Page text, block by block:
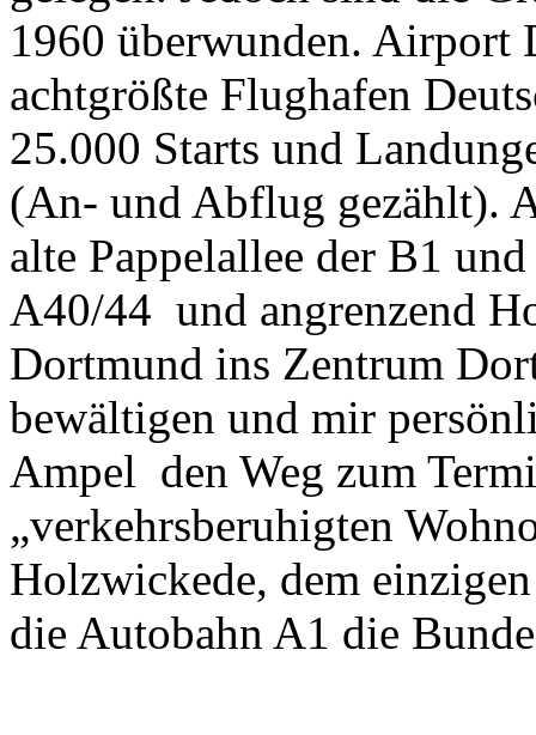
1960 überwunden.
achtgrößte Flughafen
25.000 Starts und
(An- und Abflug gezählt).
alte Pappelallee der B1
A40/44 und angrenzend
Dortmund ins Zentrum
bewältigen und mir
Ampel den Weg zum
„verkehrsberuhigten
Holzwickede, dem
die Autobahn A1 die